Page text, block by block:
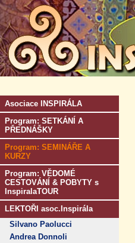
Asociace INSPIRÁLA
Program: SETKÁNÍ A
PŘEDNÁŠKY
Program: SEMINÁŘE A
KURZY
Program: VĚDOMÉ
CESTOVÁNÍ & POBYTY s
InspiralaTOUR
LEKTOŘI asoc.Inspirála
Silvano Paolucci
Andrea Donnoli